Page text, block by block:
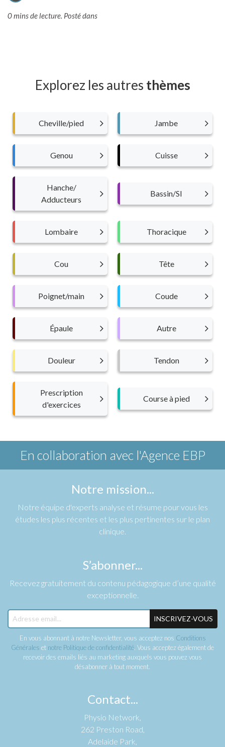
0 mins de lecture. Posté dans
Explorez les autres thèmes
Cheville/pied Jambe
Genou Cuisse
Hanche/
Adducteurs
Bassin/SI
Lombaire Thoracique
Cou Tête
Poignet/main Coude
Épaule Autre
Douleur Tendon
Prescription
d'exercices
Course à pied
En collaboration avec l'Agence EBP
Notre mission...
Notre équipe d'experts analyse et résume pour vous les
études les plus récentes et les plus pertinentes sur le plan
clinique.
S’abonner...
Recevez gratuitement du contenu pédagogique d’une qualité
exceptionnelle.
INSCRIVEZ-VOUS
En vous abonnant à notre Newsletter, vous acceptez nos Conditions
Générales et notre Politique de confidentialité . Vous acceptez également de
recevoir des emails liés au marketing auxquels vous pouvez vous
désabonner à tout moment.
Contact...
Physio Network,
262 Preston Road,
Adelaide Park,